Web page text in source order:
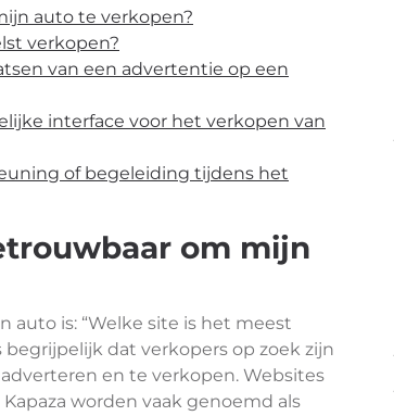
auto te verkopen?
verkopen?
van een advertentie op een
interface voor het verkopen van
of begeleiding tijdens het
om mijn
auto is: “Welke site is het meest
dat verkopers op zoek zijn
en te verkopen. Websites
worden vaak genoemd als